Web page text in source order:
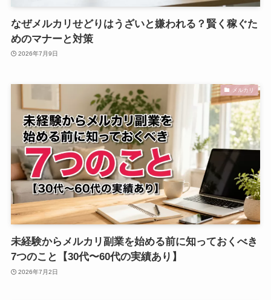
なぜメルカリせどりはうざいと嫌われる？賢く稼ぐた
めのマナーと対策
2026年7月9日
メルカリ
未経験からメルカリ副業を始める前に知っておくべき
7つのこと【30代〜60代の実績あり】
2026年7月2日